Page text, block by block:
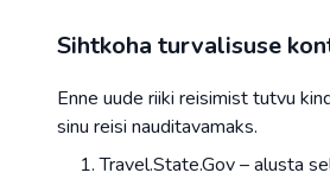
Sihtkoha turvalisuse
Enne uude riiki reisimist tutvu
sinu reisi nauditavamaks.
Travel.State.Gov – alusta